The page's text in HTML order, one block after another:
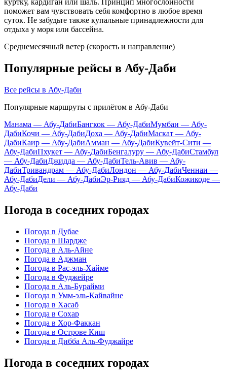
куртку, кардиган или шаль. Принцип многослойности
поможет вам чувствовать себя комфортно в любое время
суток. Не забудьте также купальные принадлежности для
отдыха у моря или бассейна.
Среднемесячный ветер (скорость и направление)
Популярные рейсы в Абу-Даби
Все рейсы в Абу-Даби
Популярные маршруты с прилётом в Абу-Даби
Манама — Абу-ДабиБангкок — Абу-ДабиМумбаи — Абу-
ДабиКочи — Абу-ДабиДоха — Абу-ДабиМаскат — Абу-
ДабиКаир — Абу-ДабиАмман — Абу-ДабиКувейт-Сити —
Абу-ДабиПхукет — Абу-ДабиБенгалуру — Абу-ДабиСтамбул
— Абу-ДабиДжидда — Абу-ДабиТель-Авив — Абу-
ДабиТривандрам — Абу-ДабиЛондон — Абу-ДабиЧеннаи —
Абу-ДабиДели — Абу-ДабиЭр-Рияд — Абу-ДабиКожикоде —
Абу-Даби
Погода в соседних городах
Погода в Дубае
Погода в Шардже
Погода в Аль-Айне
Погода в Аджман
Погода в Рас-эль-Хайме
Погода в Фуджейре
Погода в Аль-Бурайми
Погода в Умм-эль-Кайвайне
Погода в Хасаб
Погода в Сохар
Погода в Хор-Факкан
Погода в Острове Киш
Погода в Дибба Аль-Фуджайре
Погода в соседних городах